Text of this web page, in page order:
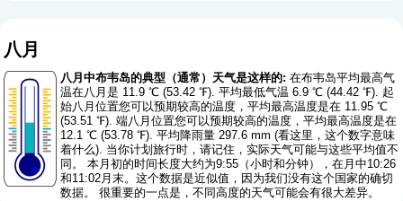
八月
八月中布韦岛的典型（通常）天气是这样的: 在布韦岛平均最高气
温在八月是 11.9 ℃ (53.42 ℉). 平均最低气温 6.9 ℃ (44.42 ℉). 起
始八月位置您可以预期较高的温度，平均最高温度是在 11.95 ℃
(53.51 ℉). 端八月位置您可以预期较高的温度，平均最高温度是在
12.1 ℃ (53.78 ℉). 平均降雨量 297.6 mm (看这里，这个数字意味
着什么). 当你计划旅行时，请记住，实际天气可能与这些平均值不
同。 本月初的时间长度大约为9:55（小时和分钟），在月中10:26
和11:02月末。这个数据是近似值，因为我们没有这个国家的确切
数据。 很重要的一点是，不同高度的天气可能会有很大差异。